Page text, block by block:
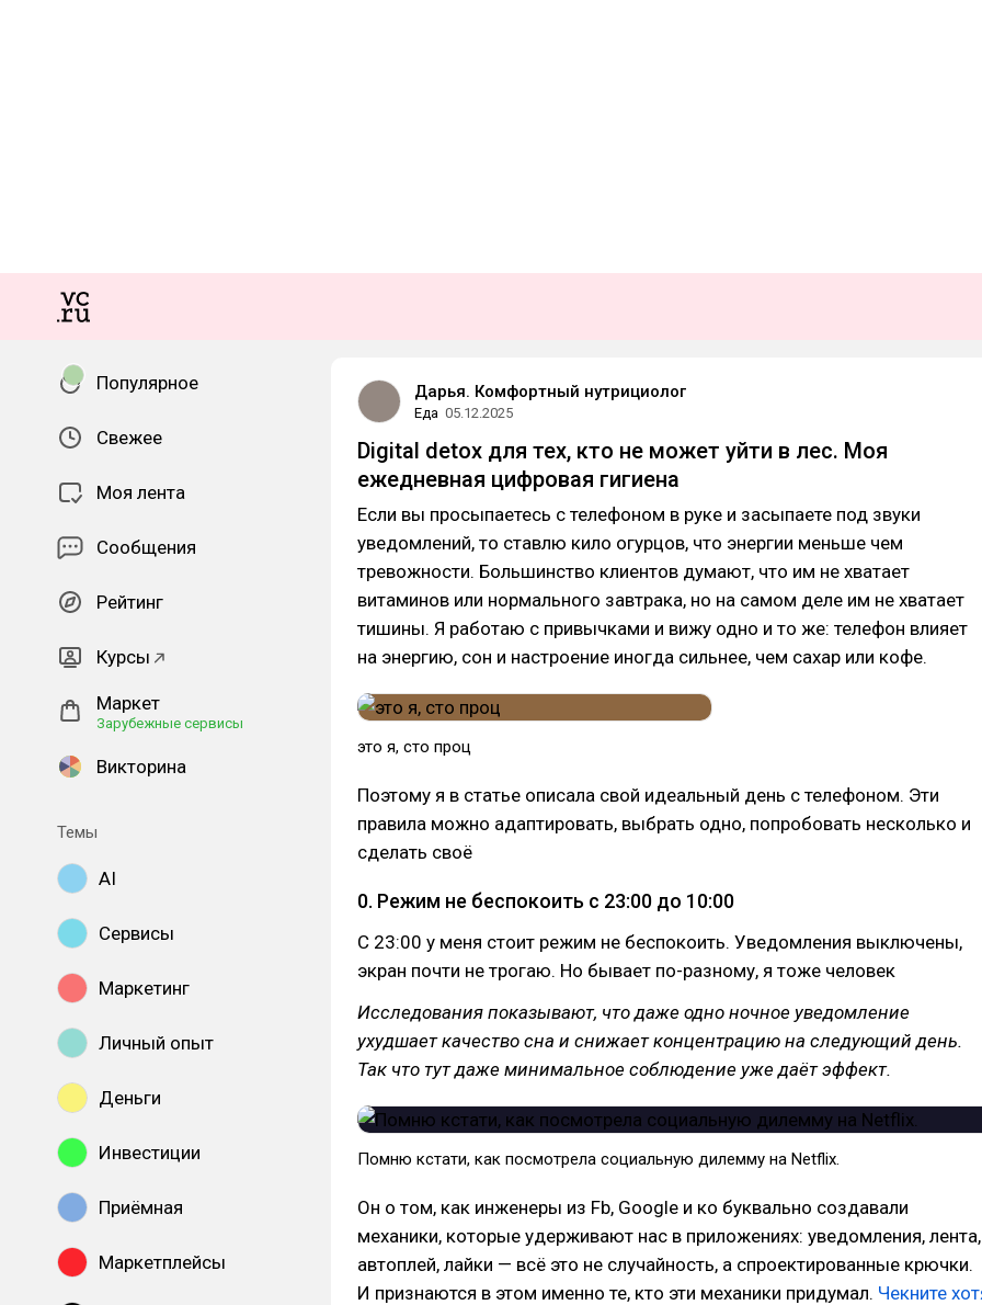
Популярное
Свежее
Моя лента
Сообщения
Рейтинг
Курсы
Маркет
Зарубежные сервисы
Викторина
Темы
AI
Сервисы
Маркетинг
Личный опыт
Деньги
Инвестиции
Приёмная
Маркетплейсы
Дарья. Комфортный нутрициолог
Еда 05.12.2025
Digital detox для тех, кто не может уйти в лес. Моя
ежедневная цифровая гигиена
Если вы просыпаетесь с телефоном в руке и засыпаете под звуки
уведомлений, то ставлю кило огурцов, что энергии меньше чем
тревожности. Большинство клиентов думают, что им не хватает
витаминов или нормального завтрака, но на самом деле им не хватает
тишины. Я работаю с привычками и вижу одно и то же: телефон влияет
на энергию, сон и настроение иногда сильнее, чем сахар или кофе.
это я, сто проц
Поэтому я в статье описала свой идеальный день с телефоном. Эти
правила можно адаптировать, выбрать одно, попробовать несколько и
сделать своё
0. Режим не беспокоить с 23:00 до 10:00
С 23:00 у меня стоит режим не беспокоить. Уведомления выключены,
экран почти не трогаю. Но бывает по-разному, я тоже человек
Исследования показывают, что даже одно ночное уведомление
ухудшает качество сна и снижает концентрацию на следующий день.
Так что тут даже минимальное соблюдение уже даёт эффект.
Помню кстати, как посмотрела социальную дилемму на Netflix.
Он о том, как инженеры из Fb, Google и ко буквально создавали
механики, которые удерживают нас в приложениях: уведомления, лента,
автоплей, лайки — всё это не случайность, а спроектированные крючки.
И признаются в этом именно те, кто эти механики придумал. Чекните